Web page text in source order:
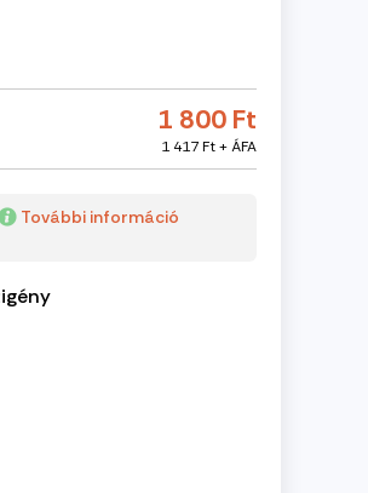
1 800 Ft
1 417 Ft + ÁFA
További információ